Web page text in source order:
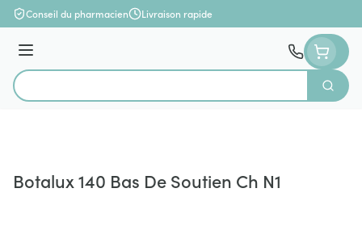
Aller au contenu
Conseil du pharmacien Livraison rapide
Menu
Rechercher
Botalux 140 Bas De Soutien Ch N1